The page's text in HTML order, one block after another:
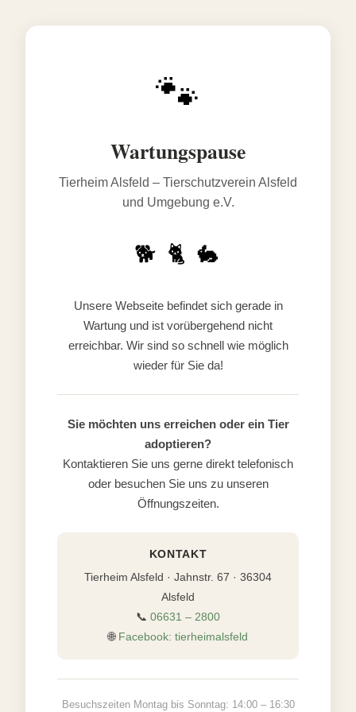
🐾
Wartungspause
Tierheim Alsfeld – Tierschutzverein Alsfeld
und Umgebung e.V.
🐕 🐈 🐇
Unsere Webseite befindet sich gerade in
Wartung und ist vorübergehend nicht
erreichbar. Wir sind so schnell wie möglich
wieder für Sie da!
Sie möchten uns erreichen oder ein Tier
adoptieren?
Kontaktieren Sie uns gerne direkt telefonisch
oder besuchen Sie uns zu unseren
Öffnungszeiten.
KONTAKT
Tierheim Alsfeld · Jahnstr. 67 · 36304
Alsfeld
📞 06631 – 2800
🌐 Facebook: tierheimalsfeld
Besuchszeiten Montag bis Sonntag: 14:00 – 16:30